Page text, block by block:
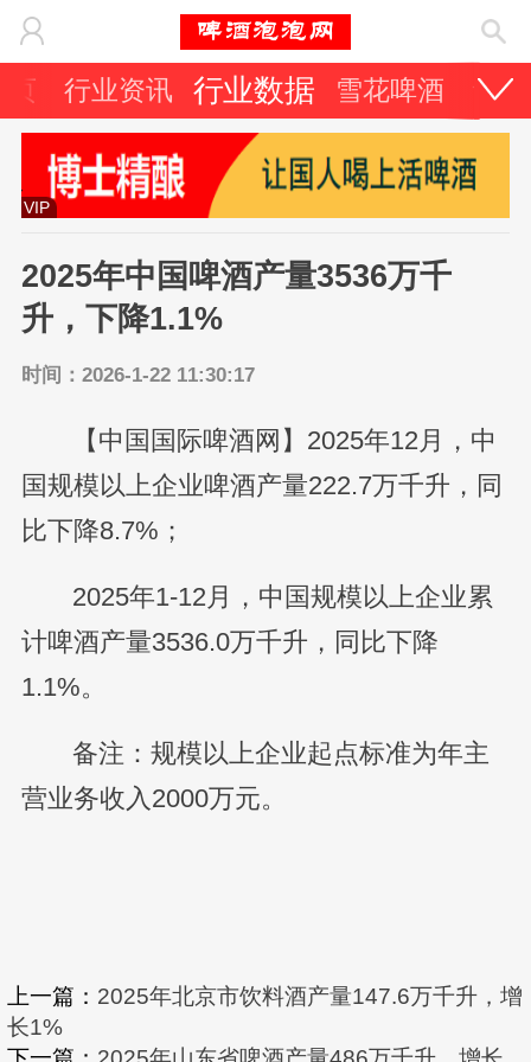
页 行业资讯 行业数据 雪花啤酒 青
VIP
2025年中国啤酒产量3536万千
升，下降1.1%
时间：2026-1-22 11:30:17
【中国国际啤酒网】2025年12月，中
国规模以上企业啤酒产量222.7万千升，同
比下降8.7%；
2025年1-12月，中国规模以上企业累
计啤酒产量3536.0万千升，同比下降
1.1%。
备注：规模以上企业起点标准为年主
营业务收入2000万元。
上一篇： 2025年北京市饮料酒产量147.6万千升，增
长1%